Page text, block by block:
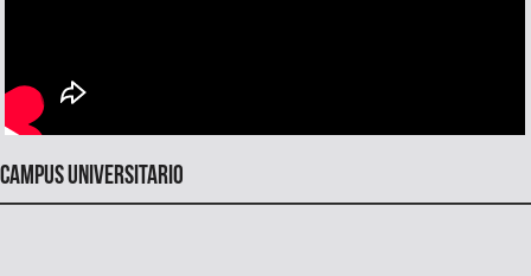
Campus universitario